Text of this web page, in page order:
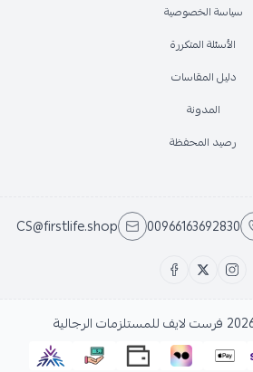
سياسة الخصوصية
الأسئلة المتكررة
دليل المقاسات
المدونة
رصيد المحفظة
00966163692830
CS@firstlife.shop
فرست لايف للمستلزمات الرجالية